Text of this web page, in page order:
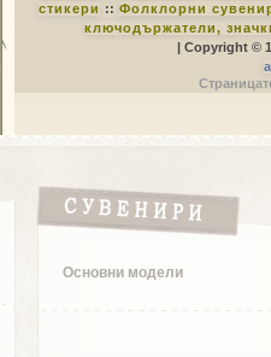
стикери :: Фолклорни
ключодържатели,
| Copyright ©
Основни модели